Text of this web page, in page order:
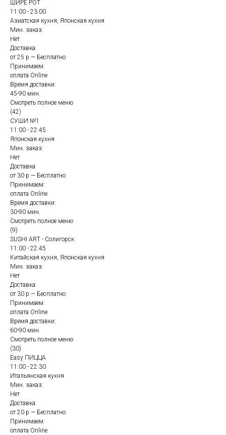
ШИРЕ РОТ
11:00 - 23:00
Азиатская кухня, Японская кухня
Мин. заказ:
Нет
Доставка:
от 25 р — Бесплатно
Принимаем:
оплата Online
Время доставки:
45-90 мин.
Смотреть полное меню
(42)
СУШИ №1
11:00 - 22:45
Японская кухня
Мин. заказ:
Нет
Доставка:
от 30 р — Бесплатно
Принимаем:
оплата Online
Время доставки:
30-90 мин.
Смотреть полное меню
(9)
SUSHI ART - Солигорск
11:00 - 22:45
Китайская кухня, Японская кухня
Мин. заказ:
Нет
Доставка:
от 30 р — Бесплатно
Принимаем:
оплата Online
Время доставки:
60-90 мин.
Смотреть полное меню
(30)
Easy ПИЦЦА
11:00 - 22:30
Итальянская кухня
Мин. заказ:
Нет
Доставка:
от 20 р — Бесплатно
Принимаем:
оплата Online